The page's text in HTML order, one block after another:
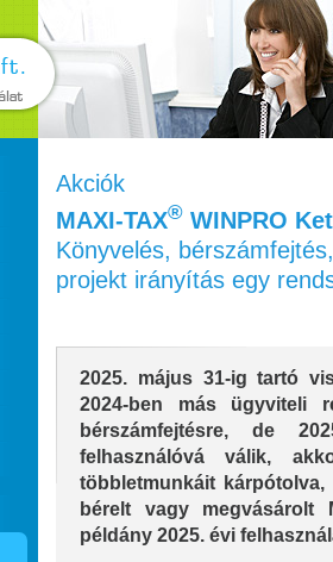
Akciók
MAXI‑TAX® WINPRO
Könyvelés,
projekt irányítás egy
2025. május 31-ig tartó
2024-ben más ügyviteli
bérszámfejtésre, de
felhasználóvá válik,
többletmunkáit
bérelt vagy megvásárolt
példány 2025. évi